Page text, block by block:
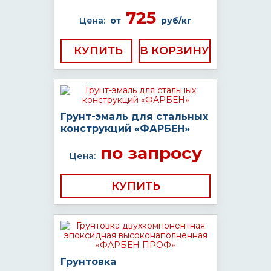
Цена: от 725 руб/кг
КУПИТЬ
Грунт-эмаль для стальных
конструкций «ФАРБЕН»
Цена:по запросу
КУПИТЬ
Грунтовка